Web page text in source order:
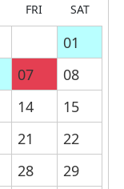
FRI SAT
01
07
08
14
15
21
22
28
29